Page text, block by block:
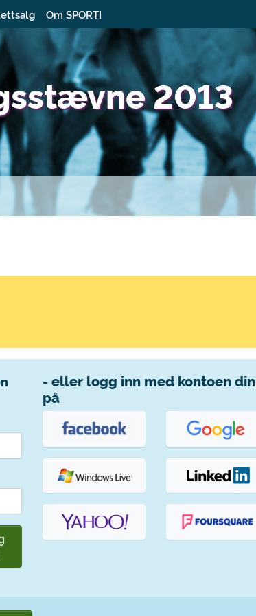
Om SPORTI
2013
- eller logg inn med kontoen din
på